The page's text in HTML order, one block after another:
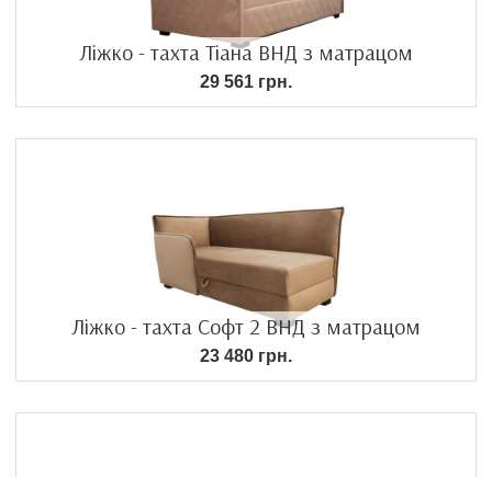
Ліжко - тахта Тіана ВНД з матрацом
29 561 грн.
Ліжко - тахта Софт 2 ВНД з матрацом
23 480 грн.